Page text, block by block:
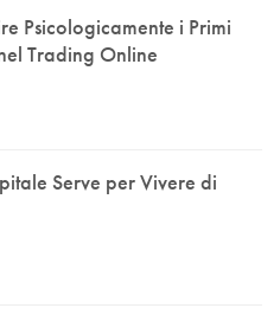
Psicologicamente i Primi
Trading Online
Serve per Vivere di